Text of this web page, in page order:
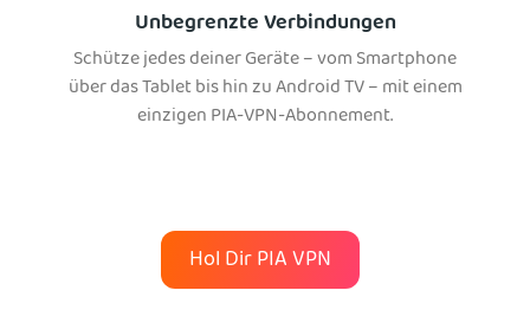
Unbegrenzte Verbindungen
Schütze jedes deiner Geräte – vom Smartphone
über das Tablet bis hin zu Android TV – mit einem
einzigen PIA-VPN-Abonnement.
Hol Dir PIA VPN